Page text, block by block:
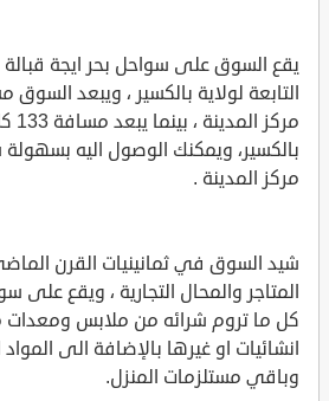
يقع السوق على سواحل بحر ايجة
بالكسير، ويمكنك الوصول اليه
مركز المدينة .
شيد السوق في ثمانينيات القرن
المتاجر والمحال التجارية ، ويقع على
كل ما تروم شرائه من ملابس ومعدات
انشائيات او غيرها بالإضافة الى المواد
وباقي مستلزمات المنزل.